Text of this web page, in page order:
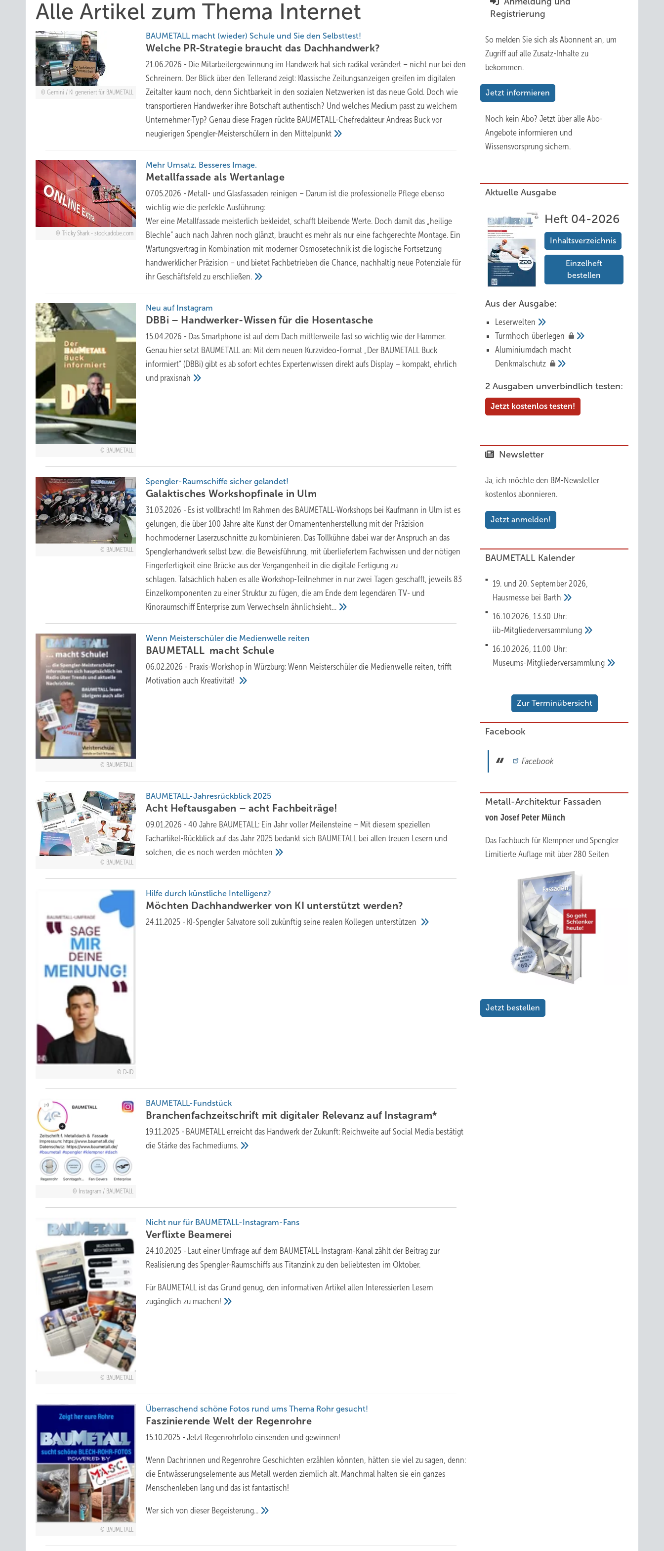
Alle Artikel zum Thema Internet
Gemini / KI generiert für BAUMETALL
BAUMETALL macht (wieder) Schule und Sie den Selbsttest!
Welche PR-Strategie braucht das Dachhandwerk?
21.06.2026 - Die Mitarbeitergewinnung im Handwerk hat sich radikal verändert – nicht nur bei den
Schreinern. Der Blick über den Tellerand zeigt: Klassische Zeitungsanzeigen greifen im digitalen
Zeitalter kaum noch, denn Sichtbarkeit in den sozialen Netzwerken ist das neue Gold. Doch wie
transportieren Handwerker ihre Botschaft authentisch? Und welches Medium passt zu welchem
Unternehmer-Typ? Genau diese Fragen rückte BAUMETALL-Chefredakteur Andreas Buck vor
neugierigen Spengler-Meisterschülern in den Mittelpunkt
Tricky Shark - stock.adobe.com
Mehr Umsatz. Besseres Image.
Metallfassade als Wertanlage
07.05.2026 - Metall- und Glasfassaden reinigen – Darum ist die professionelle Pflege ebenso
wichtig wie die perfekte Ausführung:
Wer eine Metallfassade meisterlich bekleidet, schafft bleibende Werte. Doch damit das „heilige
Blechle“ auch nach Jahren noch glänzt, braucht es mehr als nur eine fachgerechte Montage. Ein
Wartungsvertrag in Kombination mit moderner Osmosetechnik ist die logische Fortsetzung
handwerklicher Präzision – und bietet Fachbetrieben die Chance, nachhaltig neue Potenziale für
ihr Geschäftsfeld zuerschließen.
BAUMETALL
Neu auf Instagram
DBBi – Handwerker-Wissen für die Hosentasche
15.04.2026 - Das Smartphone ist auf dem Dach mittlerweile fast so wichtig wie der Hammer.
Genau hier setzt BAUMETALL an: Mit dem neuen Kurzvideo-Format „Der BAUMETALL Buck
informiert“ (DBBi) gibt es ab sofort echtes Expertenwissen direkt aufs Display – kompakt, ehrlich
und praxisnah
BAUMETALL
Spengler-Raumschiffe sicher gelandet!
Galaktisches Workshopfinale in Ulm
31.03.2026 - Es ist vollbracht! Im Rahmen des BAUMETALL-Workshops bei Kaufmann in Ulm ist es
gelungen, die über 100 Jahre alte Kunst der Ornamentenherstellung mit der Präzision
hochmoderner Laserzuschnitte zu kombinieren. Das Tollkühne dabei war der Anspruch an das
Spenglerhandwerk selbst bzw. die Beweisführung, mit überliefertem Fachwissen und der nötigen
Fingerfertigkeit eine Brücke aus der Vergangenheit in die digitale Fertigung zu
schlagen. Tatsächlich haben es alle Workshop-Teilnehmer in nur zwei Tagen geschafft, jeweils 83
Einzelkomponenten zu einer Struktur zu fügen, die am Ende dem legendären TV- und
Kinoraumschiff Enterprise zum Verwechselnähnlichsieht…
BAUMETALL
Wenn Meisterschüler die Medienwelle reiten
BAUMETALL macht Schule
06.02.2026 - Praxis-Workshop in Würzburg: Wenn Meisterschüler die Medienwelle reiten, trifft
Motivation auch Kreativität!
BAUMETALL
BAUMETALL-Jahresrückblick 2025
Acht Heftausgaben – acht Fachbeiträge!
09.01.2026 - 40 Jahre BAUMETALL: Ein Jahr voller Meilensteine – Mit diesem speziellen
Fachartikel-Rückblick auf das Jahr 2025 bedankt sich BAUMETALL bei allen treuen Lesern und
solchen, die es noch werden möchten
D-ID
Hilfe durch künstliche Intelligenz?
Möchten Dachhandwerker von KI unterstützt werden?
24.11.2025 - KI-Spengler Salvatore soll zukünftig seine realen Kollegen unterstützen
Instagram / BAUMETALL
BAUMETALL-Fundstück
Branchenfachzeitschrift mit digitaler Relevanz auf Instagram*
19.11.2025 - BAUMETALL erreicht das Handwerk der Zukunft: Reichweite auf Social Media bestätigt
die Stärke des Fachmediums.
BAUMETALL
Nicht nur für BAUMETALL-Instagram-Fans
Verflixte Beamerei
24.10.2025 - Laut einer Umfrage auf dem BAUMETALL-Instagram-Kanal zählt der Beitrag zur
Realisierung des Spengler-Raumschiffs aus Titanzink zu den beliebtesten im Oktober.
Für BAUMETALL ist das Grund genug, den informativen Artikel allen Interessierten Lesern
zugänglich zu machen!
BAUMETALL
Überraschend schöne Fotos rund ums Thema Rohr gesucht!
Faszinierende Welt der Regenrohre
15.10.2025 - Jetzt Regenrohrfoto einsenden und gewinnen!
Wenn Dachrinnen und Regenrohre Geschichten erzählen könnten, hätten sie viel zu sagen, denn:
die Entwässerungselemente aus Metall werden ziemlich alt. Manchmal halten sie ein ganzes
Menschenleben lang und das ist fantastisch!
Wer sich von dieser Begeisterung...
Registrierung
So melden Sie sich als Abonnent an, um
Zugriff auf alle Zusatz-Inhalte zu
bekommen.
Jetzt informieren
Noch kein Abo? Jetzt über alle Abo-
Angebote informieren und
Wissensvorsprung sichern.
Aktuelle Ausgabe
Heft 04-2026
Inhaltsverzeichnis
Einzelheft
bestellen
Aus der Ausgabe:
Leserwelten
Tur mhoch überlegen
Aluminiumdach macht
Denkmalschutz
2 Ausgaben unverbindlich testen:
Jetzt kostenlos testen!
Newsletter
Ja, ich möchte den BM-Newsletter
kostenlos abonnieren.
Jetzt anmelden!
BAUMETALL Kalender
19. und 20. September 2026,
Hausmesse bei Barth
16.10.2026, 13.30 Uhr:
iib-Mitgliederversammlung
16.10.2026, 11.00 Uhr:
Museums-Mitgliederversammlung
Zur Terminübersicht
Facebook
Facebook
Metall-Architektur Fassaden
von Josef Peter Münch
Das Fachbuch für Klempner und Spengler
Limitierte Auflage mit über 280 Seiten
Jetzt bestellen